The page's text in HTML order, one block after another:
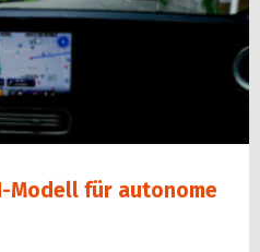
Modell für autonome